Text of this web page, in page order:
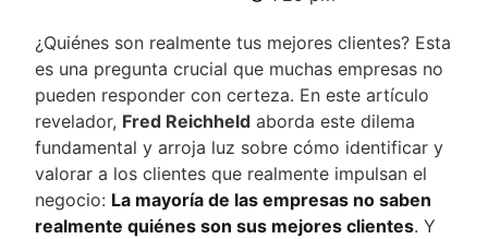
¿Quiénes son realmente tus mejores clientes? Esta
es una pregunta crucial que muchas empresas no
pueden responder con certeza. En este artículo
revelador, Fred Reichheld aborda este dilema
fundamental y arroja luz sobre cómo identificar y
valorar a los clientes que realmente impulsan el
negocio: La mayoría de las empresas no saben
realmente quiénes son sus mejores clientes. Y